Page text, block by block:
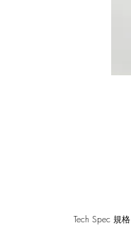
Tech Spec 規格